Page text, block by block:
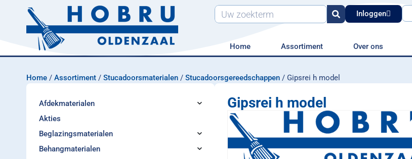
Inloggen
Home Assortiment Over ons
Home / Assortiment / Stucadoorsmaterialen / Stucadoorsgereedschappen / Gipsrei h model
Afdekmaterialen
Akties
Beglazingsmaterialen
Behangmaterialen
Gipsrei h model